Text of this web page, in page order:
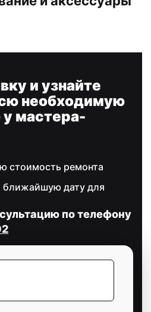
и узнайте
необходимую
мастера-
стоимость ремонта
ближайшую дату для
по телефону